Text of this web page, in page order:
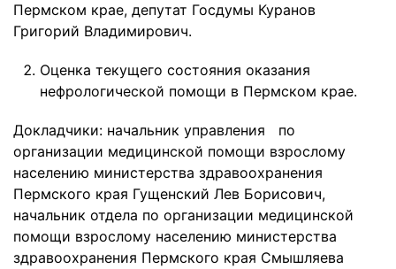
Пермском крае, депутат Госдумы Куранов
Григорий Владимирович.
Оценка текущего состояния оказания
нефрологической помощи в Пермском крае.
Докладчики: начальник управления по
организации медицинской помощи взрослому
населению министерства здравоохранения
Пермского края Гущенский Лев Борисович,
начальник отдела по организации медицинской
помощи взрослому населению министерства
здравоохранения Пермского края Смышляева